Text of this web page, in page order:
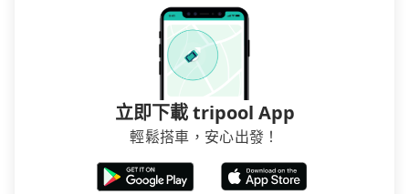
樣。另外，偶爾也會遇到明明已經預約了時間但上一位
用戶卻遲遲尚未歸還，又或者要還車時卻偏偏找不到停
車位，對於急著用車或者要載其他乘客的人來說就有不
小的風險。最後，雖然路邊隨租隨還看似方便，但實際
使用時還是有其區域的限制，實際可停靠的地點與你的
上下車地點仍有段距離，在遇到下雨天或者載行李時，
就顯得非常不便。
立即下載 tripool App
輕鬆搭車，安心出發！